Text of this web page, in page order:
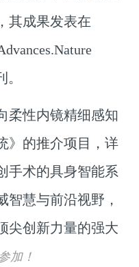
其成果发表在
柔性内镜精细感知
》的推介项目，详
手术的具身智能系
智慧与前沿视野，
尖创新力量的强大
加！